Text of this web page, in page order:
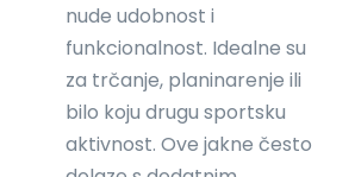
nude udobnost i
funkcionalnost. Idealne su
za trčanje, planinarenje ili
bilo koju drugu sportsku
aktivnost. Ove jakne često